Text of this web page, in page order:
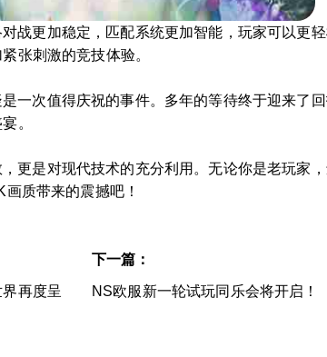
战更加稳定，匹配系统更加智能，玩家可以更
张刺激的竞技体验。
一次值得庆祝的事件。多年的等待终于迎来了
。
更是对现代技术的充分利用。无论你是老玩家
质带来的震撼吧！
再度呈
下一篇：
NS欧服新一轮试玩同乐会将开启！